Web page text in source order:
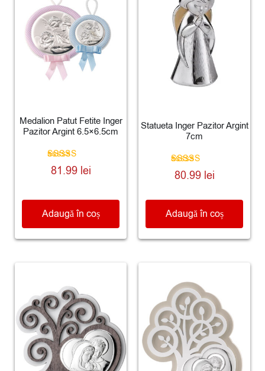
Medalion Patut Fetite Inger
Pazitor Argint 6.5×6.5cm
Evaluat la
4.80
81.99 lei
Adaugă în coș
Statueta Inger Pazitor Argint
7cm
Evaluat la
5.00
80.99 lei
Adaugă în coș